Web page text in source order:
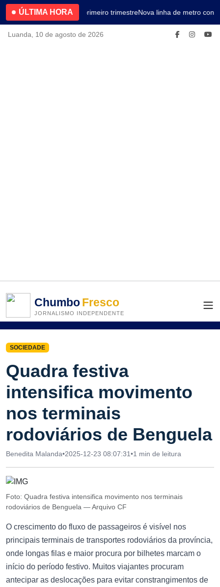
ÚLTIMA HORA4.2% no primeiro trimestreNova linha de metro
Luanda, 10 de agosto de 2026
ChumboFresco
JORNALISMO INDEPENDENTE
SOCIEDADE
Quadra festiva
intensifica movimento
nos terminais
rodoviários de Benguela
Benedita Malanda•2025-12-23 08:07:31•1 min de leitura
Foto: Quadra festiva intensifica movimento nos terminais
rodoviários de Benguela — Arquivo CF
O crescimento do fluxo de passageiros é visível nos
principais terminais de transportes rodoviários da província,
onde longas filas e maior procura por bilhetes marcam o
início do período festivo. Muitos viajantes procuram
antecipar as deslocações para evitar constrangimentos de